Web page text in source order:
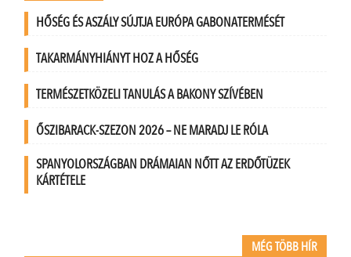
HŐSÉG ÉS ASZÁLY SÚJTJA EURÓPA GABONATERMÉSÉT
TAKARMÁNYHIÁNYT HOZ A HŐSÉG
TERMÉSZETKÖZELI TANULÁS A BAKONY SZÍVÉBEN
ŐSZIBARACK-SZEZON 2026 – NE MARADJ LE RÓLA
SPANYOLORSZÁGBAN DRÁMAIAN NŐTT AZ ERDŐTÜZEK
KÁRTÉTELE
MÉG TÖBB HÍR